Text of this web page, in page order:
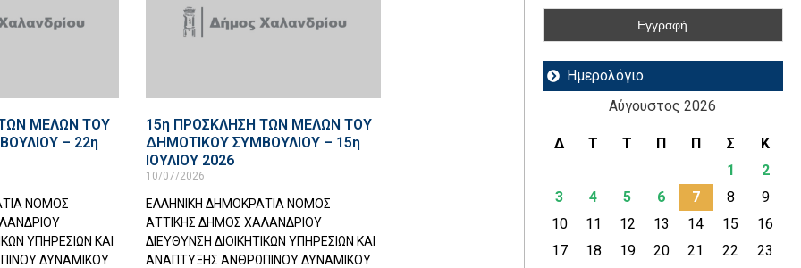
ΜΕΛΩΝ ΤΟΥ
– 22η
ΝΟΜΟΣ
ΥΠΗΡΕΣΙΩΝ ΚΑΙ
ΔΥΝΑΜΙΚΟΥ
15η ΠΡΟΣΚΛΗΣΗ ΤΩΝ ΜΕΛΩΝ ΤΟΥ
ΔΗΜΟΤΙΚΟΥ ΣΥΜΒΟΥΛΙΟΥ – 15η
ΙΟΥΛΙΟΥ 2026
10/07/2026
ΕΛΛΗΝΙΚΗ ΔΗΜΟΚΡΑΤΙΑ ΝΟΜΟΣ
ΑΤΤΙΚΗΣ ΔΗΜΟΣ ΧΑΛΑΝΔΡΙΟΥ
ΔΙΕΥΘΥΝΣΗ ΔΙΟΙΚΗΤΙΚΩΝ ΥΠΗΡΕΣΙΩΝ ΚΑΙ
ΑΝΑΠΤΥΞΗΣ ΑΝΘΡΩΠΙΝΟΥ ΔΥΝΑΜΙΚΟΥ
Ημερολόγιο
Αύγουστος 2026
Δ Τ Τ Π Π Σ
Κ
1
2
3
4 5 6 7 8
9
10
11 12 13 14 15
16
17
18 19 20 21 22
23